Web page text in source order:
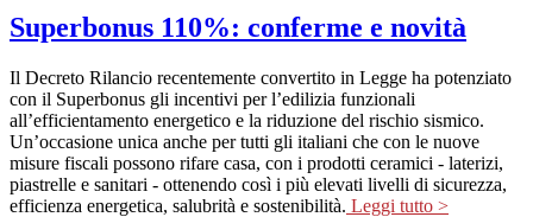
Superbonus 110%: conferme e novità
Il Decreto Rilancio recentemente convertito in Legge ha potenziato
con il Superbonus gli incentivi per l’edilizia funzionali
all’efficientamento energetico e la riduzione del rischio sismico.
Un’occasione unica anche per tutti gli italiani che con le nuove
misure fiscali possono rifare casa, con i prodotti ceramici - laterizi,
piastrelle e sanitari - ottenendo così i più elevati livelli di sicurezza,
efficienza energetica, salubrità e sostenibilità. Leggi tutto >